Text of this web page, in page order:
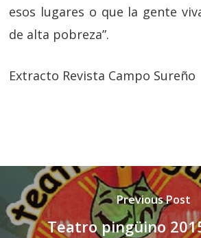
esos lugares o que la gente
de alta pobreza”.
Extracto Revista Campo Sureño
Previous Post
Teatro pingüino